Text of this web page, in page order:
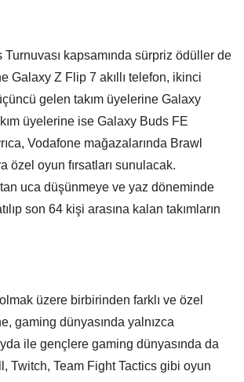
kapsamında sürpriz ödüller de
Galaxy Z Flip 7 akıllı telefon, ikinci
gelen takım üyelerine Galaxy
üyelerine ise Galaxy Buds FE
Vodafone mağazalarında Brawl
özel oyun fırsatları sunulacak.
uca düşünmeye ve yaz döneminde
son 64 kişi arasına kalan takımların
üzere birbirinden farklı ve özel
gaming dünyasında yalnızca
ile gençlere gaming dünyasında da
Twitch, Team Fight Tactics gibi oyun